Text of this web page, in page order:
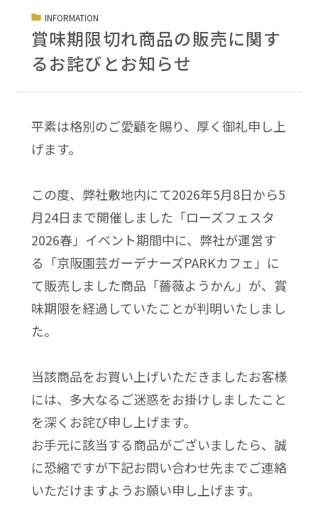
INFORMATION
賞味期限切れ商品の販売に関す
るお詫びとお知らせ
平素は格別のご愛顧を賜り、厚く御礼申し上
げます。
この度、弊社敷地内にて2026年5月8日から5
月24日まで開催しました「ローズフェスタ
2026春」イベント期間中に、弊社が運営す
る「京阪園芸ガーデナーズPARKカフェ」に
て販売しました商品「薔薇ようかん」が、賞
味期限を経過していたことが判明いたしまし
た。
当該商品をお買い上げいただきましたお客様
には、多大なるご迷惑をお掛けしましたこと
を深くお詫び申し上げます。
お手元に該当する商品がございましたら、誠
に恐縮ですが下記お問い合わせ先までご連絡
いただけますようお願い申し上げます。